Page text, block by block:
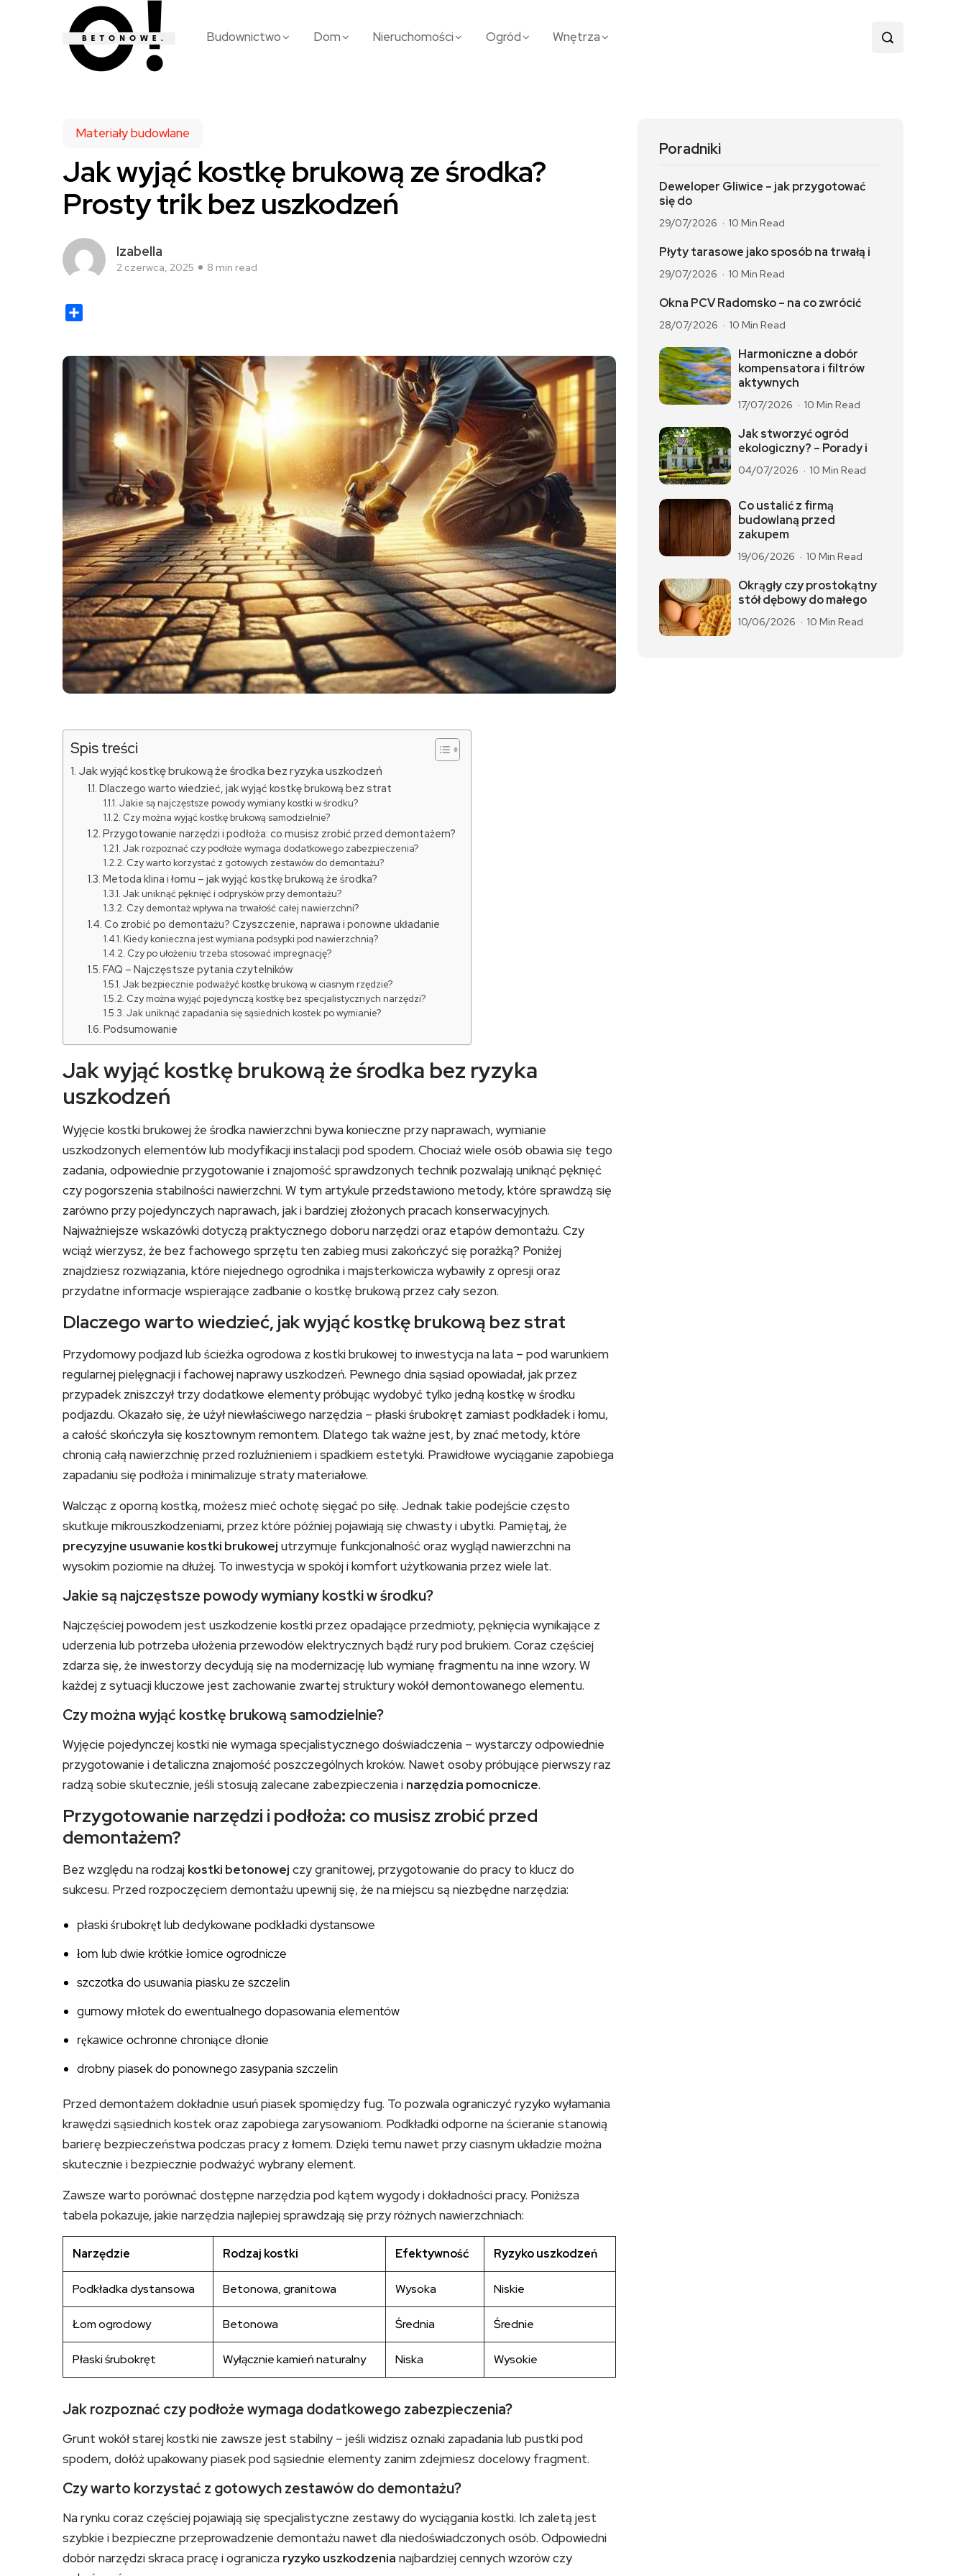
Budownictwo Dom Nieruchomości Ogród Wnętrza
Materiały budowlane
Jak wyjąć kostkę brukową ze środka?
Prosty trik bez uszkodzeń
Izabella
2 czerwca, 2025 8 min read
Spis treści
Jak wyjąć kostkę brukową że środka bez ryzyka uszkodzeń
Dlaczego warto wiedzieć, jak wyjąć kostkę brukową bez strat
Jakie są najczęstsze powody wymiany kostki w środku?
Czy można wyjąć kostkę brukową samodzielnie?
Przygotowanie narzędzi i podłoża: co musisz zrobić przed demontażem?
Jak rozpoznać czy podłoże wymaga dodatkowego zabezpieczenia?
Czy warto korzystać z gotowych zestawów do demontażu?
Metoda klina i łomu – jak wyjąć kostkę brukową że środka?
Jak uniknąć pęknięć i odprysków przy demontażu?
Czy demontaż wpływa na trwałość całej nawierzchni?
Co zrobić po demontażu? Czyszczenie, naprawa i ponowne układanie
Kiedy konieczna jest wymiana podsypki pod nawierzchnią?
Czy po ułożeniu trzeba stosować impregnację?
FAQ – Najczęstsze pytania czytelników
Jak bezpiecznie podważyć kostkę brukową w ciasnym rzędzie?
Czy można wyjąć pojedynczą kostkę bez specjalistycznych narzędzi?
Jak uniknąć zapadania się sąsiednich kostek po wymianie?
Podsumowanie
Jak wyjąć kostkę brukową że środka bez ryzyka
uszkodzeń
Wyjęcie kostki brukowej że środka nawierzchni bywa konieczne przy naprawach, wymianie
uszkodzonych elementów lub modyfikacji instalacji pod spodem. Chociaż wiele osób obawia się tego
zadania, odpowiednie przygotowanie i znajomość sprawdzonych technik pozwalają uniknąć pęknięć
czy pogorszenia stabilności nawierzchni. W tym artykule przedstawiono metody, które sprawdzą się
zarówno przy pojedynczych naprawach, jak i bardziej złożonych pracach konserwacyjnych.
Najważniejsze wskazówki dotyczą praktycznego doboru narzędzi oraz etapów demontażu. Czy
wciąż wierzysz, że bez fachowego sprzętu ten zabieg musi zakończyć się porażką? Poniżej
znajdziesz rozwiązania, które niejednego ogrodnika i majsterkowicza wybawiły z opresji oraz
przydatne informacje wspierające zadbanie o kostkę brukową przez cały sezon.
Dlaczego warto wiedzieć, jak wyjąć kostkę brukową bez strat
Przydomowy podjazd lub ścieżka ogrodowa z kostki brukowej to inwestycja na lata – pod warunkiem
regularnej pielęgnacji i fachowej naprawy uszkodzeń. Pewnego dnia sąsiad opowiadał, jak przez
przypadek zniszczył trzy dodatkowe elementy próbując wydobyć tylko jedną kostkę w środku
podjazdu. Okazało się, że użył niewłaściwego narzędzia – płaski śrubokręt zamiast podkładek i łomu,
a całość skończyła się kosztownym remontem. Dlatego tak ważne jest, by znać metody, które
chronią całą nawierzchnię przed rozluźnieniem i spadkiem estetyki. Prawidłowe wyciąganie zapobiega
zapadaniu się podłoża i minimalizuje straty materiałowe.
Walcząc z oporną kostką, możesz mieć ochotę sięgać po siłę. Jednak takie podejście często
skutkuje mikrouszkodzeniami, przez które później pojawiają się chwasty i ubytki. Pamiętaj, że
precyzyjne usuwanie kostki brukowej utrzymuje funkcjonalność oraz wygląd nawierzchni na
wysokim poziomie na dłużej. To inwestycja w spokój i komfort użytkowania przez wiele lat.
Jakie są najczęstsze powody wymiany kostki w środku?
Najczęściej powodem jest uszkodzenie kostki przez opadające przedmioty, pęknięcia wynikające z
uderzenia lub potrzeba ułożenia przewodów elektrycznych bądź rury pod brukiem. Coraz częściej
zdarza się, że inwestorzy decydują się na modernizację lub wymianę fragmentu na inne wzory. W
każdej z sytuacji kluczowe jest zachowanie zwartej struktury wokół demontowanego elementu.
Czy można wyjąć kostkę brukową samodzielnie?
Wyjęcie pojedynczej kostki nie wymaga specjalistycznego doświadczenia – wystarczy odpowiednie
przygotowanie i detaliczna znajomość poszczególnych kroków. Nawet osoby próbujące pierwszy raz
radzą sobie skutecznie, jeśli stosują zalecane zabezpieczenia i narzędzia pomocnicze.
Przygotowanie narzędzi i podłoża: co musisz zrobić przed
demontażem?
Bez względu na rodzaj kostki betonowej czy granitowej, przygotowanie do pracy to klucz do
sukcesu. Przed rozpoczęciem demontażu upewnij się, że na miejscu są niezbędne narzędzia:
płaski śrubokręt lub dedykowane podkładki dystansowe
łom lub dwie krótkie łomice ogrodnicze
szczotka do usuwania piasku ze szczelin
gumowy młotek do ewentualnego dopasowania elementów
rękawice ochronne chroniące dłonie
drobny piasek do ponownego zasypania szczelin
Przed demontażem dokładnie usuń piasek spomiędzy fug. To pozwala ograniczyć ryzyko wyłamania
krawędzi sąsiednich kostek oraz zapobiega zarysowaniom. Podkładki odporne na ścieranie stanowią
barierę bezpieczeństwa podczas pracy z łomem. Dzięki temu nawet przy ciasnym układzie można
skutecznie i bezpiecznie podważyć wybrany element.
Zawsze warto porównać dostępne narzędzia pod kątem wygody i dokładności pracy. Poniższa
tabela pokazuje, jakie narzędzia najlepiej sprawdzają się przy różnych nawierzchniach:
Narzędzie Rodzaj kostki Efektywność Ryzyko uszkodzeń
Podkładka dystansowa Betonowa, granitowa Wysoka Niskie
Łom ogrodowy Betonowa Średnia Średnie
Płaski śrubokręt Wyłącznie kamień naturalny Niska Wysokie
Jak rozpoznać czy podłoże wymaga dodatkowego zabezpieczenia?
Grunt wokół starej kostki nie zawsze jest stabilny – jeśli widzisz oznaki zapadania lub pustki pod
spodem, dołóż upakowany piasek pod sąsiednie elementy zanim zdejmiesz docelowy fragment.
Czy warto korzystać z gotowych zestawów do demontażu?
Na rynku coraz częściej pojawiają się specjalistyczne zestawy do wyciągania kostki. Ich zaletą jest
szybkie i bezpieczne przeprowadzenie demontażu nawet dla niedoświadczonych osób. Odpowiedni
dobór narzędzi skraca pracę i ogranicza ryzyko uszkodzenia najbardziej cennych wzorów czy
Poradniki
Deweloper Gliwice – jak przygotować
się do
29/07/2026 10 Min Read
Płyty tarasowe jako sposób na trwałą i
29/07/2026 10 Min Read
Okna PCV Radomsko – na co zwrócić
28/07/2026 10 Min Read
Harmoniczne a dobór
kompensatora i filtrów
aktywnych
17/07/2026 10 Min Read
Jak stworzyć ogród
ekologiczny? – Porady i
04/07/2026 10 Min Read
Co ustalić z firmą
budowlaną przed
zakupem
19/06/2026 10 Min Read
Okrągły czy prostokątny
stół dębowy do małego
10/06/2026 10 Min Read